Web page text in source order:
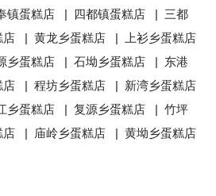
镇蛋糕店 | 四都镇蛋糕店 | 三都
店 |黄龙乡蛋糕店 |
上衫乡蛋糕店
乡蛋糕店 |石坳乡蛋糕店 | 东港
店 |程坊乡蛋糕店 | 新湾乡蛋糕店
乡蛋糕店 |复源乡蛋糕店 |竹坪
店 | 庙岭乡蛋糕店 |黄坳乡蛋糕店